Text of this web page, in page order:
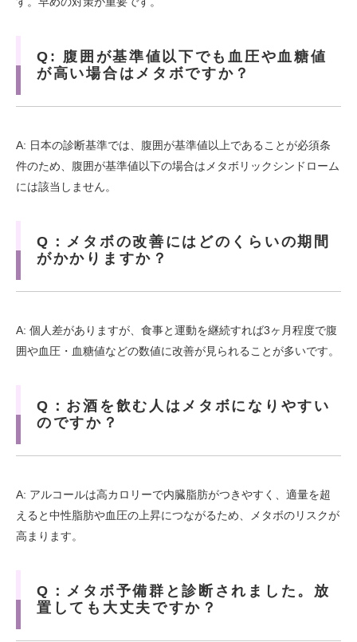
Q: 腹囲が基準値以下でも血圧や血糖値
が高い場合はメタボですか？
A: 日本の診断基準では、腹囲が基準値以上であることが必須条
件のため、腹囲が基準値以下の場合はメタボリックシンドローム
には該当しません。
Q：メタボの改善にはどのくらいの期間
がかかりますか？
A: 個人差がありますが、食事と運動を継続すれば3ヶ月程度で腹
囲や血圧・血糖値などの数値に改善が見られることが多いです。
Q：お酒を飲む人はメタボになりやすい
のですか？
A: アルコールは高カロリーで内臓脂肪がつきやすく、適量を超
えると中性脂肪や血圧の上昇につながるため、メタボのリスクが
高まります。
Q：メタボ予備群と診断されました。放
置しても大丈夫ですか？